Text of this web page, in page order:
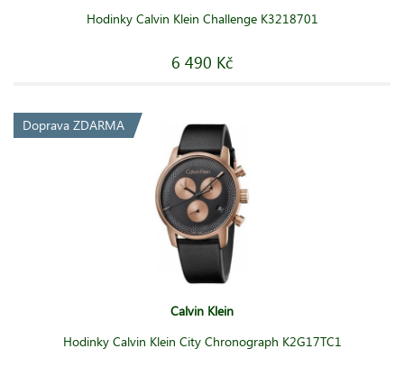
Hodinky Calvin Klein Challenge K3218701
6 490 Kč
Doprava ZDARMA
Calvin Klein
Hodinky Calvin Klein City Chronograph K2G17TC1